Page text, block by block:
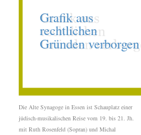
Die Alte Synagoge in Essen ist Schauplatz einer
jüdisch-musikalischen Reise vom 19. bis 21. Jh.
mit Ruth Rosenfeld (Sopran) und Michal